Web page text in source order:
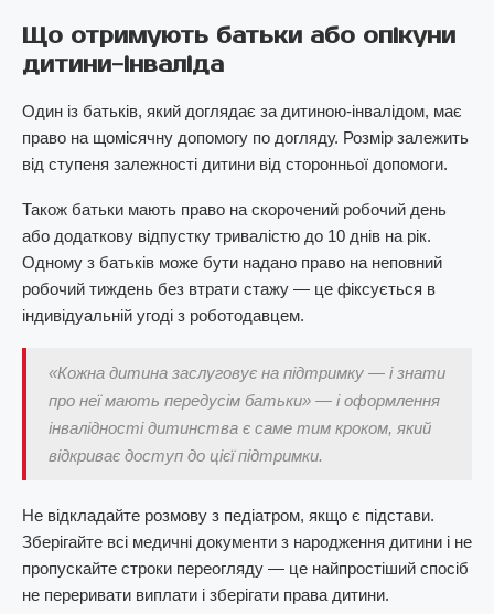
Що отримують батьки або опікуни
дитини-інваліда
Один із батьків, який доглядає за дитиною-інвалідом, має
право на щомісячну допомогу по догляду. Розмір залежить
від ступеня залежності дитини від сторонньої допомоги.
Також батьки мають право на скорочений робочий день
або додаткову відпустку тривалістю до 10 днів на рік.
Одному з батьків може бути надано право на неповний
робочий тиждень без втрати стажу — це фіксується в
індивідуальній угоді з роботодавцем.
«Кожна дитина заслуговує на підтримку — і знати
про неї мають передусім батьки» — і оформлення
інвалідності дитинства є саме тим кроком, який
відкриває доступ до цієї підтримки.
Не відкладайте розмову з педіатром, якщо є підстави.
Зберігайте всі медичні документи з народження дитини і не
пропускайте строки переогляду — це найпростіший спосіб
не переривати виплати і зберігати права дитини.